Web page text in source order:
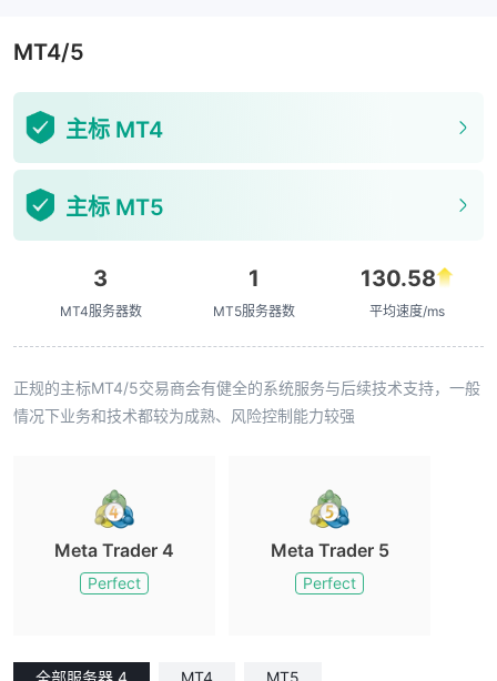
MT4/5
主标 MT4
主标 MT5
3
MT4服务器数
1
MT5服务器数
130.58
平均速度/ms
正规的主标MT4/5交易商会有健全的系统服务与后续技术支持，一般
情况下业务和技术都较为成熟、风险控制能力较强
Meta Trader 4
Perfect
Meta Trader 5
Perfect
全部服务器 4 MT4 MT5